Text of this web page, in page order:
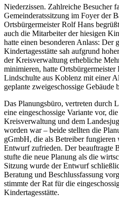
Niederzissen. Zahlreiche Besucher
Gemeinderatssitzung im Foyer der
Ortsbürgermeister Rolf Hans
auch die Mitarbeiter der hiesigen
hatte einen besonderen Anlass: Der
Kindertagesstätte sah aufgrund
der Kreisverwaltung erhebliche
minimieren, hatte Ortsbürgermeister
Lindschulte aus Koblenz mit einer
geplante zweigeschossige Gebäude
Das Planungsbüro, vertreten durch
eine eingeschossige Variante vor,
Kreisverwaltung und dem
worden war – beide stellten die
gGmbH, die als Betreiber fungieren
Entwurf zufrieden. Der beauftragte
stufte die neue Planung als die
Sitzung wurde der Entwurf
Beratung und Beschlussfassung
stimmte der Rat für die
Kindertagesstätte.